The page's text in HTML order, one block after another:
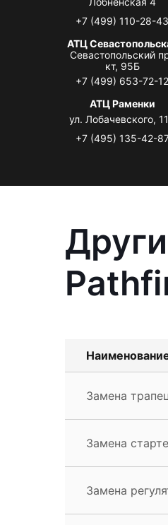
+7 (499) 110-28-43
АТЦ
Севастопольский
кт, 95Б
+7 (499) 653-72-12
АТЦ Раменки
ул. Лобачевского,
+7 (495) 135-42-
Замена
Замена
Замена